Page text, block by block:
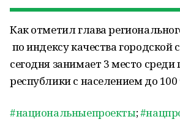
Как отметил глава
по индексу качества городской
сегодня занимает 3 место среди
республики с населением до
#национальныепроекты;